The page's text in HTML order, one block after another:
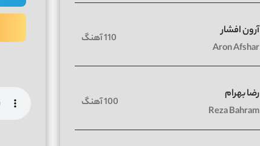
آرون افشار
Aron Afshar
110 آهنگ
رضا بهرام
Reza Bahram
100 آهنگ